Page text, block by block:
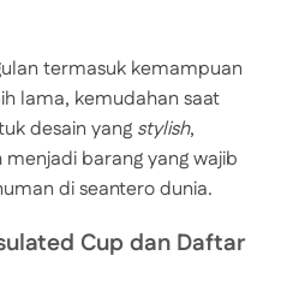
termasuk kemampuan
lama, kemudahan saat
desain yang stylish,
barang yang wajib
di seantero dunia.
Cup dan Daftar